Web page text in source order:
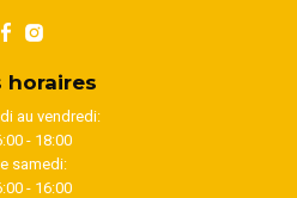
horaires
au vendredi:
- 18:00
samedi:
- 16:00